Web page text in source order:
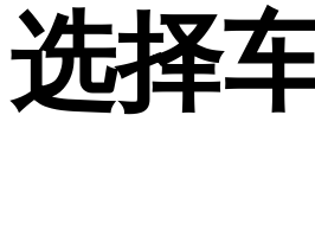
选择